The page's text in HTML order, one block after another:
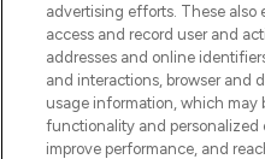
oder über die
Lieferung ab einem
Cookie-
Do Not Sell or
advertising efforts. These also
access and record user and
addresses and online
and interactions, browser and
usage information, which may
functionality and personalized
improve performance, and